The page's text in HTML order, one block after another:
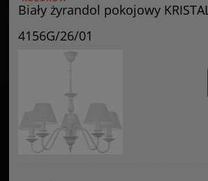
Starzyńskiego 6
info@goldsun-lampy.pl
Biały żyrandol pokojowy
4156G/26/01